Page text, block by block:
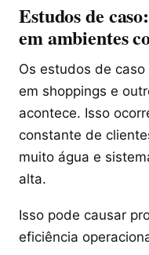
Estudos de
em ambientes
Os estudos de
em shoppings e
acontece. Isso
constante de
muito água e
alta.
Isso pode causar
eficiência